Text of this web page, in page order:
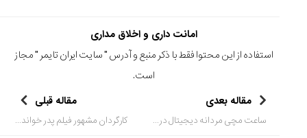
امانت داری و اخلاق مداری
استفاده از این محتوا فقط با ذکر منبع و آدرس "سایت ایران تایمر " مجاز
است.
مقاله بعدی
ساعت مچی مردانه دیجیتال در برابر آنالوگ؛ کدام برای استفاده روزمره مناسب‌تر است؟
مقاله قبلی
کارگردان مشهور فیلم پدر خوانده به خاطر بحران مالی ساعت تک نسخه‌ای را 10 میلیون دلار حراج کرد!